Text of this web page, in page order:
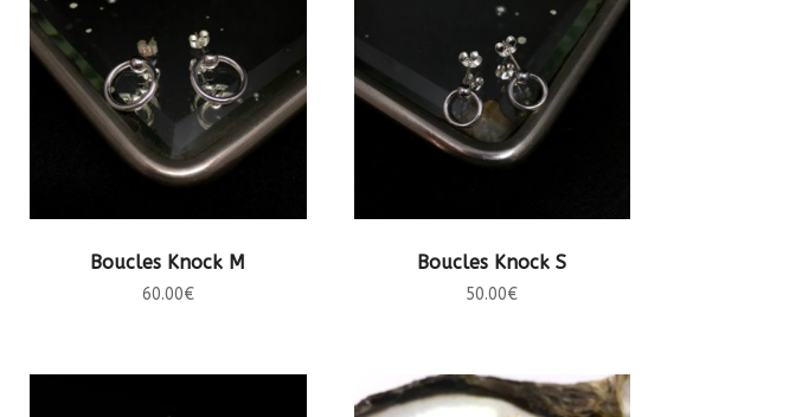
AJOUTER AU PANIER
Boucles Knock M
60.00€
AJOUTER AU PANIER
Boucles Knock S
50.00€